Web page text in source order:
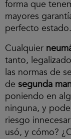
forma que
mayores
perfecto estado.
Cualquier
tanto,
las normas de
de segunda
poniendo en
ninguna, y
riesgo
usó, y cómo?